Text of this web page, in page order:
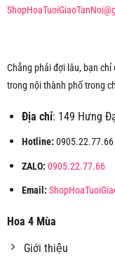
Chẳng phải đợi lâu, bạn
trong nội thành phố trong
Địa chỉ: 149 Hưng
Hotline: 0905.22.77.66
ZALO: 0905.22.77.66
Email:
Hoa 4 Mùa
Giới thiệu